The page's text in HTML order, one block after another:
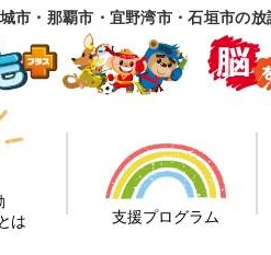
市・那覇市・宜野湾市・石垣市の
は
支援プログラム